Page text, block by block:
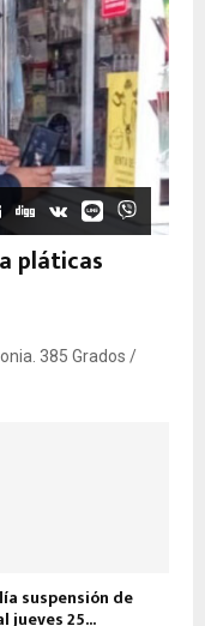
pláticas
385 Grados /
suspensión de
jueves 25...